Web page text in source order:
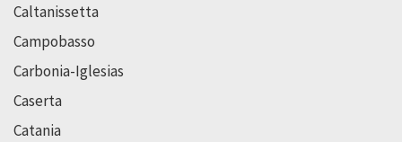
Caltanissetta
Campobasso
Carbonia-Iglesias
Caserta
Catania